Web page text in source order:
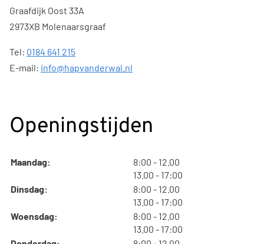
Graafdijk Oost 33A
2973XB Molenaarsgraaf
Tel: 0184 641 215
E-mail: info@hapvanderwal.nl
Openingstijden
Maandag: 8:00 tot
- 12.00
13.00 tot
- 17:00
Dinsdag:
8:00 tot
- 12.00
13.00 tot
- 17:00
Woensdag:
8:00 tot
- 12.00
13.00 tot
- 17:00